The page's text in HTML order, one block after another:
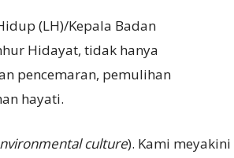
(LH)/Kepala Badan
Hidayat, tidak hanya
pencemaran, pemulihan
hayati.
culture). Kami meyakini